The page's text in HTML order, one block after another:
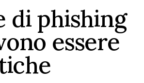
di phishing
essere